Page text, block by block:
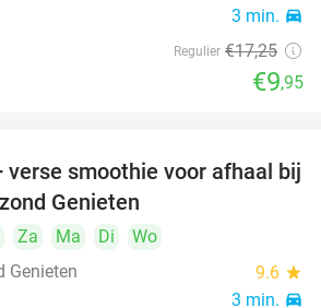
3 min. directions_car
Regulier €17,25
€9,95
43%
verse smoothie voor afhaal bij
Genieten
Za Ma Di
Wo
Genieten
9.6 star
3 min. directions_car